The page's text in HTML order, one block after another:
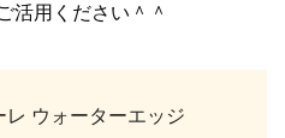
活用ください＾＾
レ ウォーターエッジ